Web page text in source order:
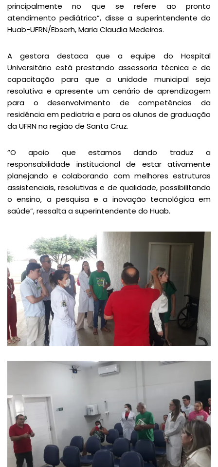
principalmente no que se refere ao pronto
atendimento pediátrico”, disse a superintendente do
Huab-UFRN/Ebserh, Maria Claudia Medeiros.
A gestora destaca que a equipe do Hospital
Universitário está prestando assessoria técnica e de
capacitação para que a unidade municipal seja
resolutiva e apresente um cenário de aprendizagem
para o desenvolvimento de competências da
residência em pediatria e para os alunos de graduação
da UFRN na região de Santa Cruz.
“O apoio que estamos dando traduz a
responsabilidade institucional de estar ativamente
planejando e colaborando com melhores estruturas
assistenciais, resolutivas e de qualidade, possibilitando
o ensino, a pesquisa e a inovação tecnológica em
saúde”, ressalta a superintendente do Huab.